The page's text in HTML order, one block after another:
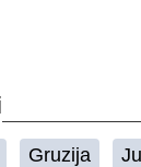
Gruzija